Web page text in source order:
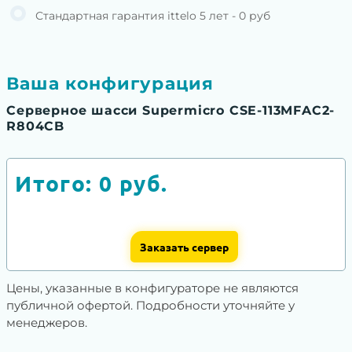
Стандартная гарантия ittelo 5 лет - 0 руб
Ваша конфигурация
Серверное шасси Supermicro CSE-113MFAC2-
R804CB
Итого: 0 руб.
Заказать сервер
Цены, указанные в конфигураторе не являются
публичной офертой. Подробности уточняйте у
менеджеров.